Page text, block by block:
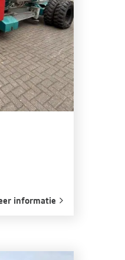
informatie